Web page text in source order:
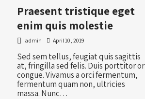
Praesent tristique eget
enim quis molestie
admin April 10, 2019
Sed sem tellus, feugiat quis sagittis
at, fringilla sed felis. Duis porttitor or
congue. Vivamus a orci fermentum,
fermentum quam non, ultricies
massa. Nunc…